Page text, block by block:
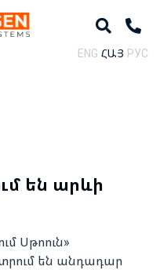
ENG ՀԱՅ РУС
են արևի
Սթոուն»
են անդադար